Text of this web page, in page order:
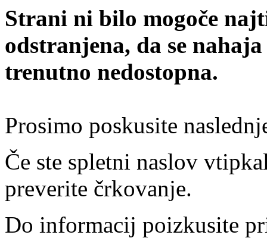
Strani ni bilo mogoče
odstranjena, da se
trenutno nedostopna.
Prosimo poskusite
Če ste spletni naslov
preverite črkovanje.
Do informacij poizkusite